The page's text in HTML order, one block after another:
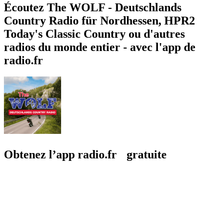
Écoutez The WOLF - Deutschlands
Country Radio für Nordhessen, HPR2
Today's Classic Country ou d'autres
radios du monde entier - avec l'app de
radio.fr
Obtenez l’app radio.fr gratuite